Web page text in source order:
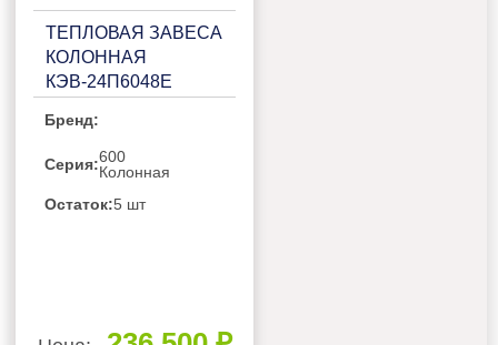
ТЕПЛОВАЯ ЗАВЕСА
КОЛОННАЯ
КЭВ-24П6048Е
Бренд:
Серия:600
Колонная
Остаток:5 шт